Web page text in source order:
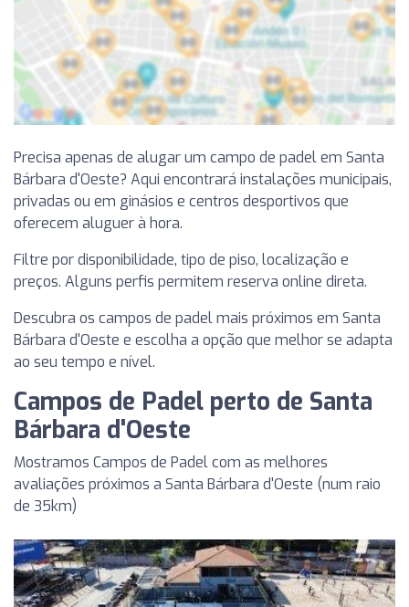
Precisa apenas de alugar um campo de padel em Santa
Bárbara d'Oeste? Aqui encontrará instalações municipais,
privadas ou em ginásios e centros desportivos que
oferecem aluguer à hora.
Filtre por disponibilidade, tipo de piso, localização e
preços. Alguns perfis permitem reserva online direta.
Descubra os campos de padel mais próximos em Santa
Bárbara d'Oeste e escolha a opção que melhor se adapta
ao seu tempo e nível.
Campos de Padel perto de Santa
Bárbara d'Oeste
Mostramos Campos de Padel com as melhores
avaliações próximos a Santa Bárbara d'Oeste (num raio
de 35km)